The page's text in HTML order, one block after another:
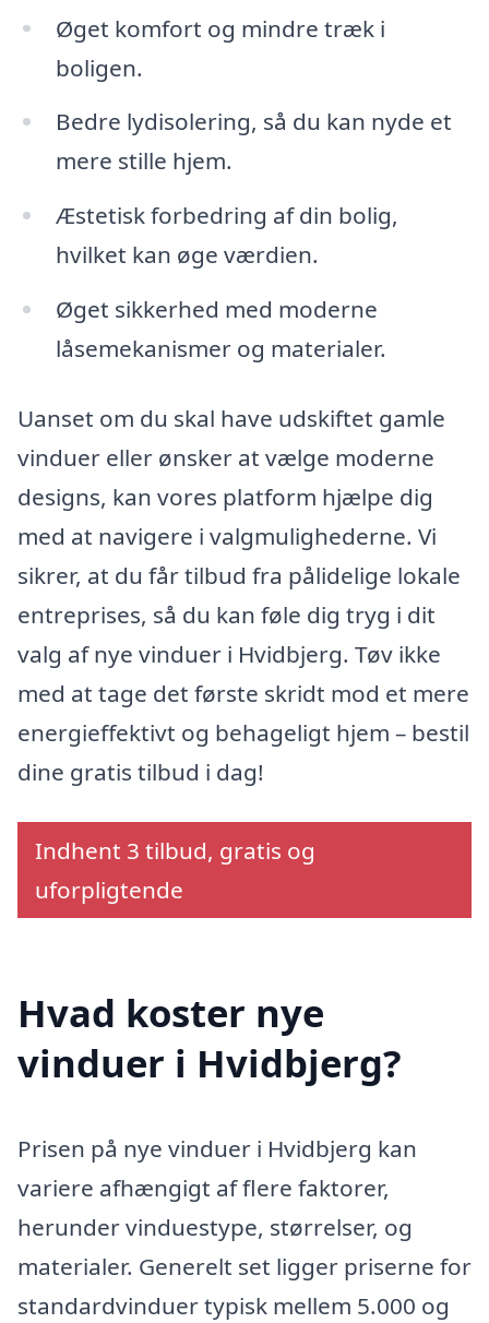
Øget komfort og mindre træk i
boligen.
Bedre lydisolering, så du kan nyde et
mere stille hjem.
Æstetisk forbedring af din bolig,
hvilket kan øge værdien.
Øget sikkerhed med moderne
låsemekanismer og materialer.
Uanset om du skal have udskiftet gamle
vinduer eller ønsker at vælge moderne
designs, kan vores platform hjælpe dig
med at navigere i valgmulighederne. Vi
sikrer, at du får tilbud fra pålidelige lokale
entreprises, så du kan føle dig tryg i dit
valg af nye vinduer i Hvidbjerg. Tøv ikke
med at tage det første skridt mod et mere
energieffektivt og behageligt hjem – bestil
dine gratis tilbud i dag!
Indhent 3 tilbud, gratis og
uforpligtende
Hvad koster nye
vinduer i Hvidbjerg?
Prisen på nye vinduer i Hvidbjerg kan
variere afhængigt af flere faktorer,
herunder vinduestype, størrelser, og
materialer. Generelt set ligger priserne for
standardvinduer typisk mellem 5.000 og